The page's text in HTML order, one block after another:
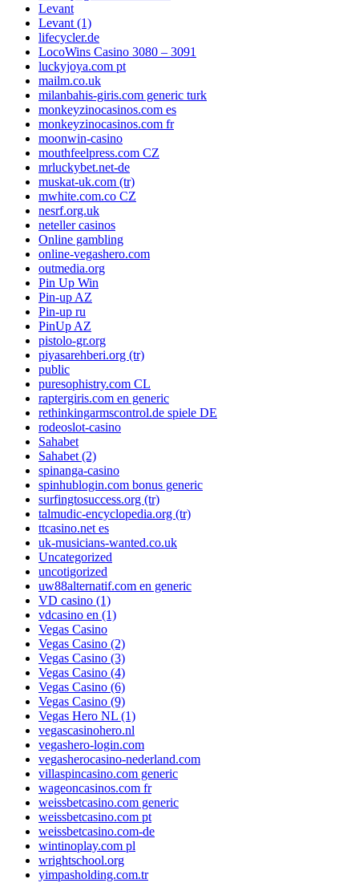
Levant
Levant (1)
lifecycler.de
LocoWins Casino 3080 – 3091
luckyjoya.com pt
mailm.co.uk
milanbahis-giris.com generic turk
monkeyzinocasinos.com es
monkeyzinocasinos.com fr
moonwin-casino
mouthfeelpress.com CZ
mrluckybet.net-de
muskat-uk.com (tr)
mwhite.com.co CZ
nesrf.org.uk
neteller casinos
Online gambling
online-vegashero.com
outmedia.org
Pin Up Win
Pin-up AZ
Pin-up ru
PinUp AZ
pistolo-gr.org
piyasarehberi.org (tr)
public
puresophistry.com CL
raptergiris.com en generic
rethinkingarmscontrol.de spiele DE
rodeoslot-casino
Sahabet
Sahabet (2)
spinanga-casino
spinhublogin.com bonus generic
surfingtosuccess.org (tr)
talmudic-encyclopedia.org (tr)
ttcasino.net es
uk-musicians-wanted.co.uk
Uncategorized
uncotigorized
uw88alternatif.com en generic
VD casino (1)
vdcasino en (1)
Vegas Casino
Vegas Casino (2)
Vegas Casino (3)
Vegas Casino (4)
Vegas Casino (6)
Vegas Casino (9)
Vegas Hero NL (1)
vegascasinohero.nl
vegashero-login.com
vegasherocasino-nederland.com
villaspincasino.com generic
wageoncasinos.com fr
weissbetcasino.com generic
weissbetcasino.com pt
weissbetcasino.com-de
wintinoplay.com pl
wrightschool.org
yimpasholding.com.tr